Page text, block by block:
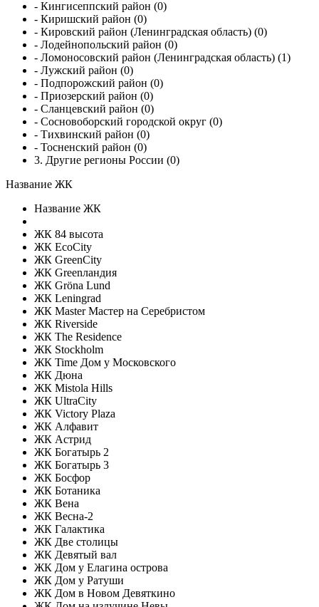
- Кингисеппский район (0)
- Киришский район (0)
- Кировский район (Ленинградская область) (0)
- Лодейнопольский район (0)
- Ломоносовский район (Ленинградская область) (1)
- Лужский район (0)
- Подпорожский район (0)
- Приозерский район (0)
- Сланцевский район (0)
- Сосновоборский городской округ (0)
- Тихвинский район (0)
- Тосненский район (0)
3. Другие регионы России (0)
Название ЖК
Название ЖК
ЖК 84 высота
ЖК EcoCity
ЖК GreenCity
ЖК Greenландия
ЖК Gröna Lund
ЖК Leningrad
ЖК Master Мастер на Серебристом
ЖК Riverside
ЖК The Residence
ЖК Stockholm
ЖК Time Дом у Московского
ЖК Дюна
ЖК Mistola Hills
ЖК UltraCity
ЖК Victory Plaza
ЖК Алфавит
ЖК Астрид
ЖК Богатырь 2
ЖК Богатырь 3
ЖК Босфор
ЖК Ботаника
ЖК Вена
ЖК Весна-2
ЖК Галактика
ЖК Две столицы
ЖК Девятый вал
ЖК Дом у Елагина острова
ЖК Дом у Ратуши
ЖК Дом в Новом Девяткино